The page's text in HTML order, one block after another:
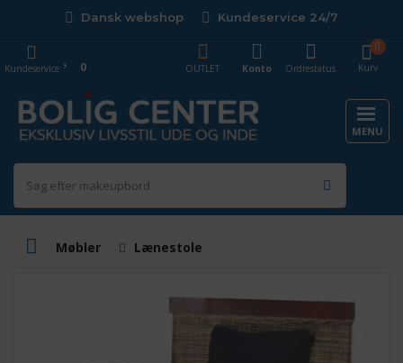
Dansk webshop Kundeservice 24/7
Kurv
0
OUTLET
Konto Ordrestatus
Kundeservice 0
MENU
Møbler Lænestole